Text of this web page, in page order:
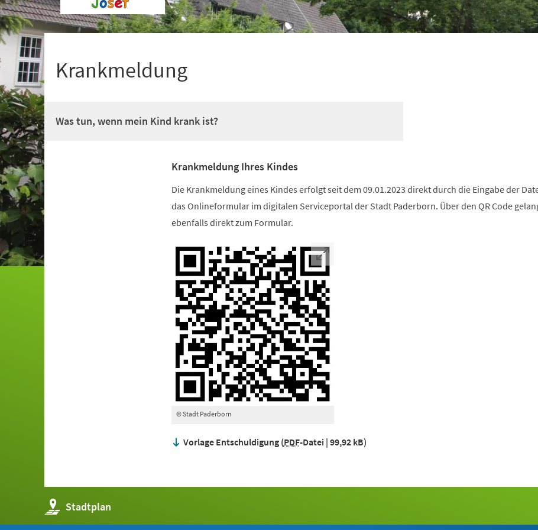
+
1
Krankmeldung
Was tun, wenn mein Kind krank ist?
Krankmeldung Ihres Kindes
Die Krankmeldung eines Kindes erfolgt seit dem 09.01.2023 direkt durch die Eingabe der
das Onlineformular im digitalen Serviceportal der Stadt Paderborn. Über den QR Code
ebenfalls direkt zum Formular.
© Stadt Paderborn
Vorlage Entschuldigung PDF-Datei 99,92 kB
Stadtplan
(Öffnet
in